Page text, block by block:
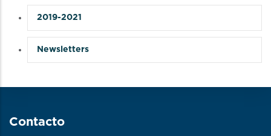
2019-2021
Newsletters
Contacto